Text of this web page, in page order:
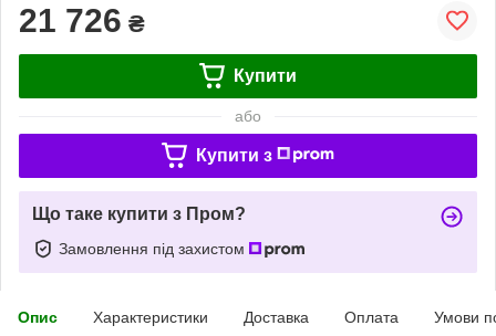
21 726 ₴
Купити
або
Купити з
Що таке купити з Пром?
Замовлення під захистом
Опис Характеристики Доставка Оплата Умови